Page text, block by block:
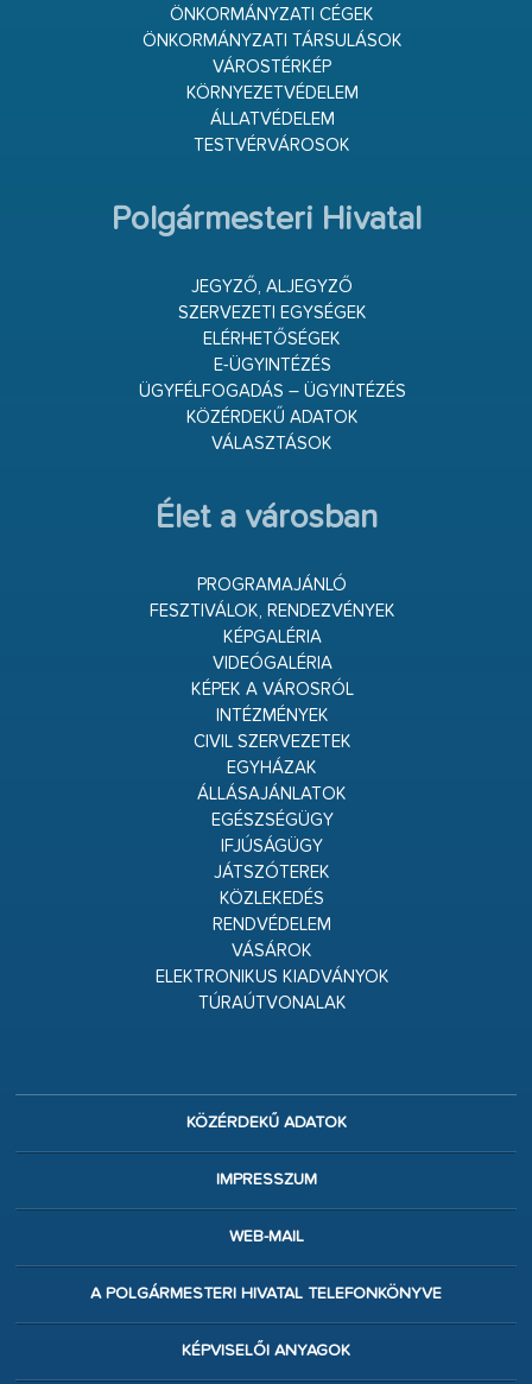
ÖNKORMÁNYZATI CÉGEK
ÖNKORMÁNYZATI TÁRSULÁSOK
VÁROSTÉRKÉP
KÖRNYEZETVÉDELEM
ÁLLATVÉDELEM
TESTVÉRVÁROSOK
Polgármesteri Hivatal
JEGYZŐ, ALJEGYZŐ
SZERVEZETI EGYSÉGEK
ELÉRHETŐSÉGEK
E-ÜGYINTÉZÉS
ÜGYFÉLFOGADÁS – ÜGYINTÉZÉS
KÖZÉRDEKŰ ADATOK
VÁLASZTÁSOK
Élet a városban
PROGRAMAJÁNLÓ
FESZTIVÁLOK, RENDEZVÉNYEK
KÉPGALÉRIA
VIDEÓGALÉRIA
KÉPEK A VÁROSRÓL
INTÉZMÉNYEK
CIVIL SZERVEZETEK
EGYHÁZAK
ÁLLÁSAJÁNLATOK
EGÉSZSÉGÜGY
IFJÚSÁGÜGY
JÁTSZÓTEREK
KÖZLEKEDÉS
RENDVÉDELEM
VÁSÁROK
ELEKTRONIKUS KIADVÁNYOK
TÚRAÚTVONALAK
KÖZÉRDEKŰ ADATOK
IMPRESSZUM
WEB-MAIL
A POLGÁRMESTERI HIVATAL TELEFONKÖNYVE
KÉPVISELŐI ANYAGOK